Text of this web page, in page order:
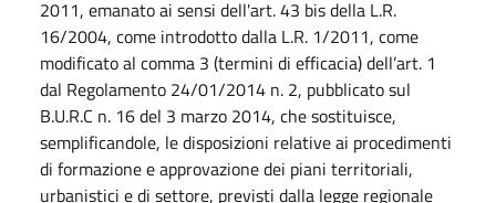
2011, emanato ai sensi dell'art. 43 bis della L.R.
16/2004, come introdotto dalla L.R. 1/2011, come
modificato al comma 3 (termini di efficacia) dell’art. 1
dal Regolamento 24/01/2014 n. 2, pubblicato sul
B.U.R.C n. 16 del 3 marzo 2014, che sostituisce,
semplificandole, le disposizioni relative ai procedimenti
di formazione e approvazione dei piani territoriali,
urbanistici e di settore, previsti dalla legge regionale